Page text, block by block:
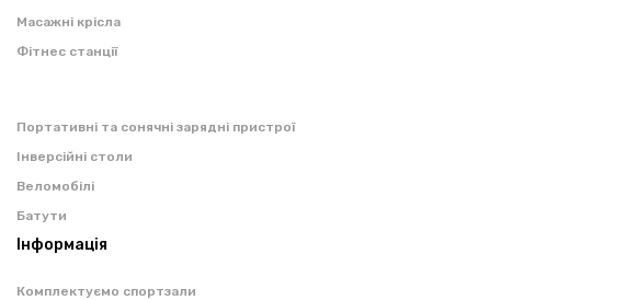
Масажні крісла
Фітнес станції
Портативні та сонячні зарядні пристрої
Інверсійні столи
Веломобілі
Батути
Інформація
Комплектуємо спортзали